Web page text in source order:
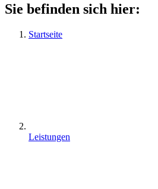
Sie befinden sich hier:
Startseite
Leistungen